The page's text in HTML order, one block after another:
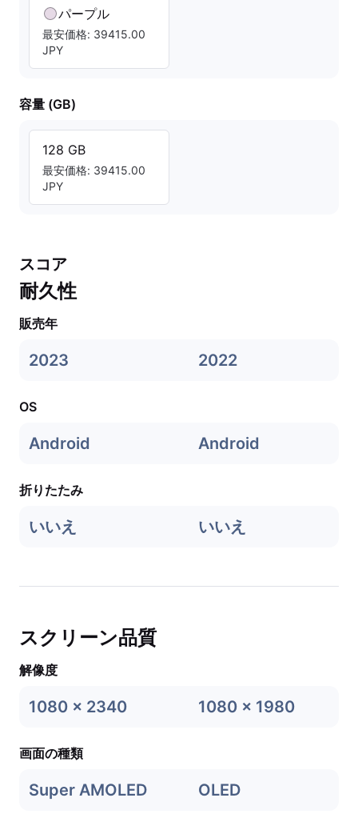
パープル
最安価格: 39415.00
JPY
容量 (GB)
128 GB
最安価格: 39415.00
JPY
スコア
耐久性
販売年
2023 2022
OS
Android Android
折りたたみ
いいえ いいえ
スクリーン品質
解像度
1080 x 2340 1080 x 1980
画面の種類
Super AMOLED OLED